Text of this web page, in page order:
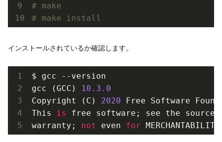
# make
# make install
インストールされているか確認します。
$ gcc --version
gcc (GCC)
10.3 .0
Copyright (C) 2020 Free Software
This
is free software; see the source
warranty; not even for